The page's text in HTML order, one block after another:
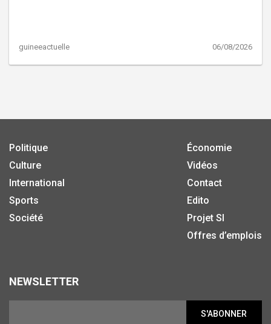
guineeactuelle 06/08/2026
Politique
Culture
International
Sports
Société
Économie
Vidéos
Contact
Edito
Projet SI
Offres d’emplois
NEWSLETTER
S'ABONNER